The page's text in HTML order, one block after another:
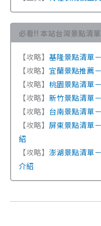
必看!! 本站台灣景點清
【攻略】 基隆景點清單
【攻略】 宜蘭景點推薦
【攻略】 桃園景點清單
【攻略】 新竹景點清單
【攻略】 台南景點清單
【攻略】 屏東景點清單
紹
【攻略】 澎湖景點清單
介紹